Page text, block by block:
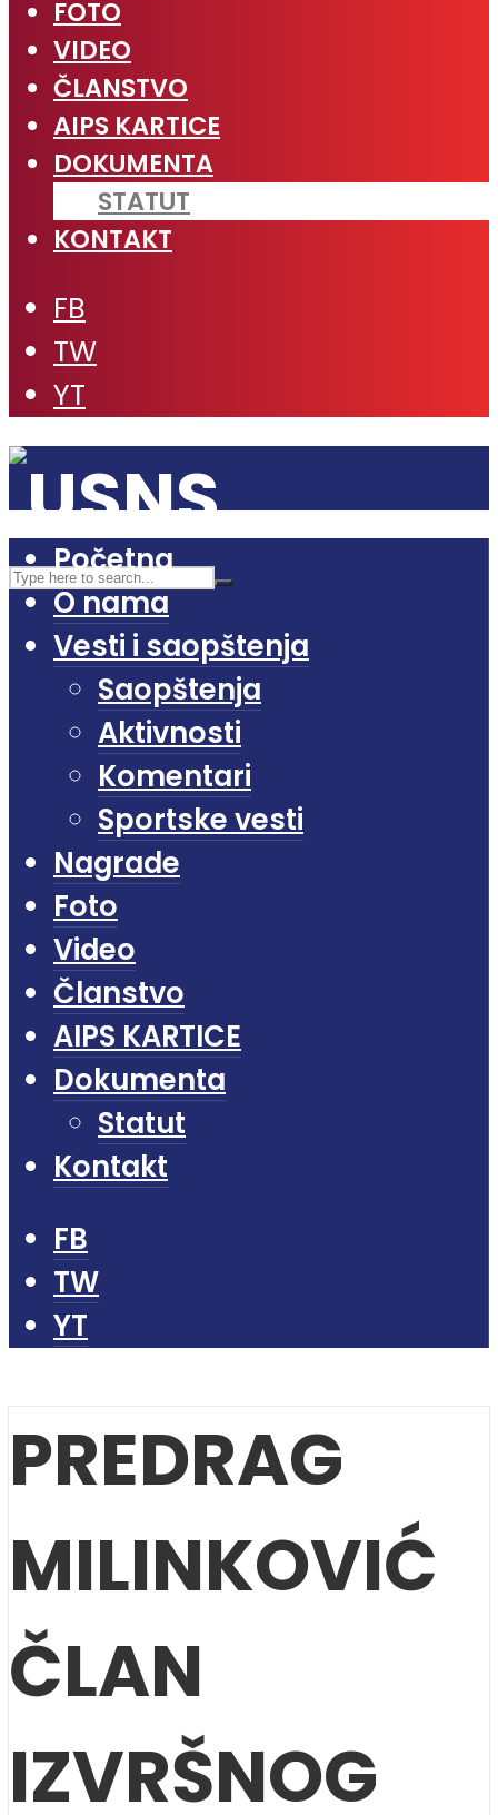
FOTO
VIDEO
ČLANSTVO
AIPS KARTICE
DOKUMENTA
STATUT
KONTAKT
FB
TW
YT
Početna
O nama
Vesti i saopštenja
Saopštenja
Aktivnosti
Komentari
Sportske vesti
Nagrade
Foto
Video
Članstvo
AIPS KARTICE
Dokumenta
Statut
Kontakt
FB
TW
YT
PREDRAG
MILINKOVIĆ
ČLAN
IZVRŠNOG